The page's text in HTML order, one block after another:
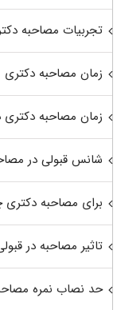
تجربیات مصاحبه
زمان مصاحبه دکتری
زمان مصاحبه دکتری
شانس قبولی در
برای مصاحبه دکتری
تاثیر مصاحبه در
حد نصاب نمره